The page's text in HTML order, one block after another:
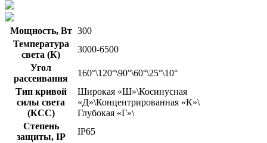
Мощность, Вт 300
Температура
света (К)
3000-6500
Угол
рассеивания
160°\120°\90°\60°\25°\10°
Тип кривой
силы света
(КСС)
Широкая «Ш»\Косинусная
«Д»\Концентрированная «К»\
Глубокая «Г»\
Степень
защиты, IP
IP65